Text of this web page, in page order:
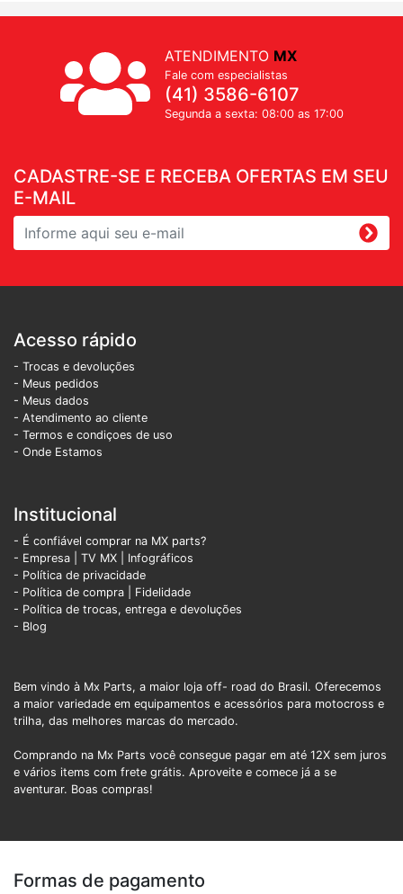
CADASTRE-SE E RECEBA OFERTAS EM SEU
E-MAIL
ATENDIMENTO MX
Fale com especialistas
(41) 3586-6107
Segunda a sexta: 08:00 as 17:00
Acesso rápido
- Trocas e devoluções
- Meus pedidos
- Meus dados
- Atendimento ao cliente
- Termos e condiçoes de uso
- Onde Estamos
Institucional
- É confiável comprar na MX parts?
- Empresa
TV MX
Infográficos
- Política de privacidade
- Política de compra | Fidelidade
- Política de trocas, entrega e devoluções
- Blog
Bem vindo à Mx Parts, a maior loja off- road do Brasil. Oferecemos
a maior variedade em equipamentos e acessórios para motocross e
trilha, das melhores marcas do mercado.
Comprando na Mx Parts você consegue pagar em até 12X sem juros
e vários items com frete grátis. Aproveite e comece já a se
aventurar. Boas compras!
Formas de pagamento